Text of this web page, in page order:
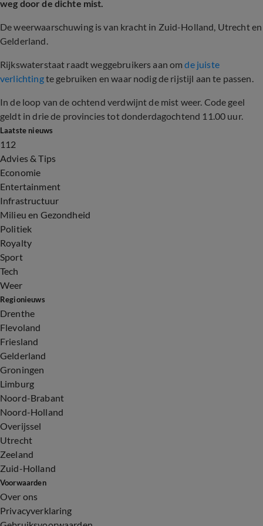
weg door de dichte mist.
De weerwaarschuwing is van kracht in Zuid-Holland, Utrecht en
Gelderland.
Rijkswaterstaat raadt weggebruikers aan omde juiste
verlichtingte gebruiken en waar nodig de rijstijl aan te passen.
In de loop van de ochtend verdwijnt de mist weer. Code geel
geldt in drie de provincies tot donderdagochtend 11.00 uur.
Laatste nieuws
112
Advies & Tips
Economie
Entertainment
Infrastructuur
Milieu en Gezondheid
Politiek
Royalty
Sport
Tech
Weer
Regionieuws
Drenthe
Flevoland
Friesland
Gelderland
Groningen
Limburg
Noord-Brabant
Noord-Holland
Overijssel
Utrecht
Zeeland
Zuid-Holland
Voorwaarden
Over ons
Privacyverklaring